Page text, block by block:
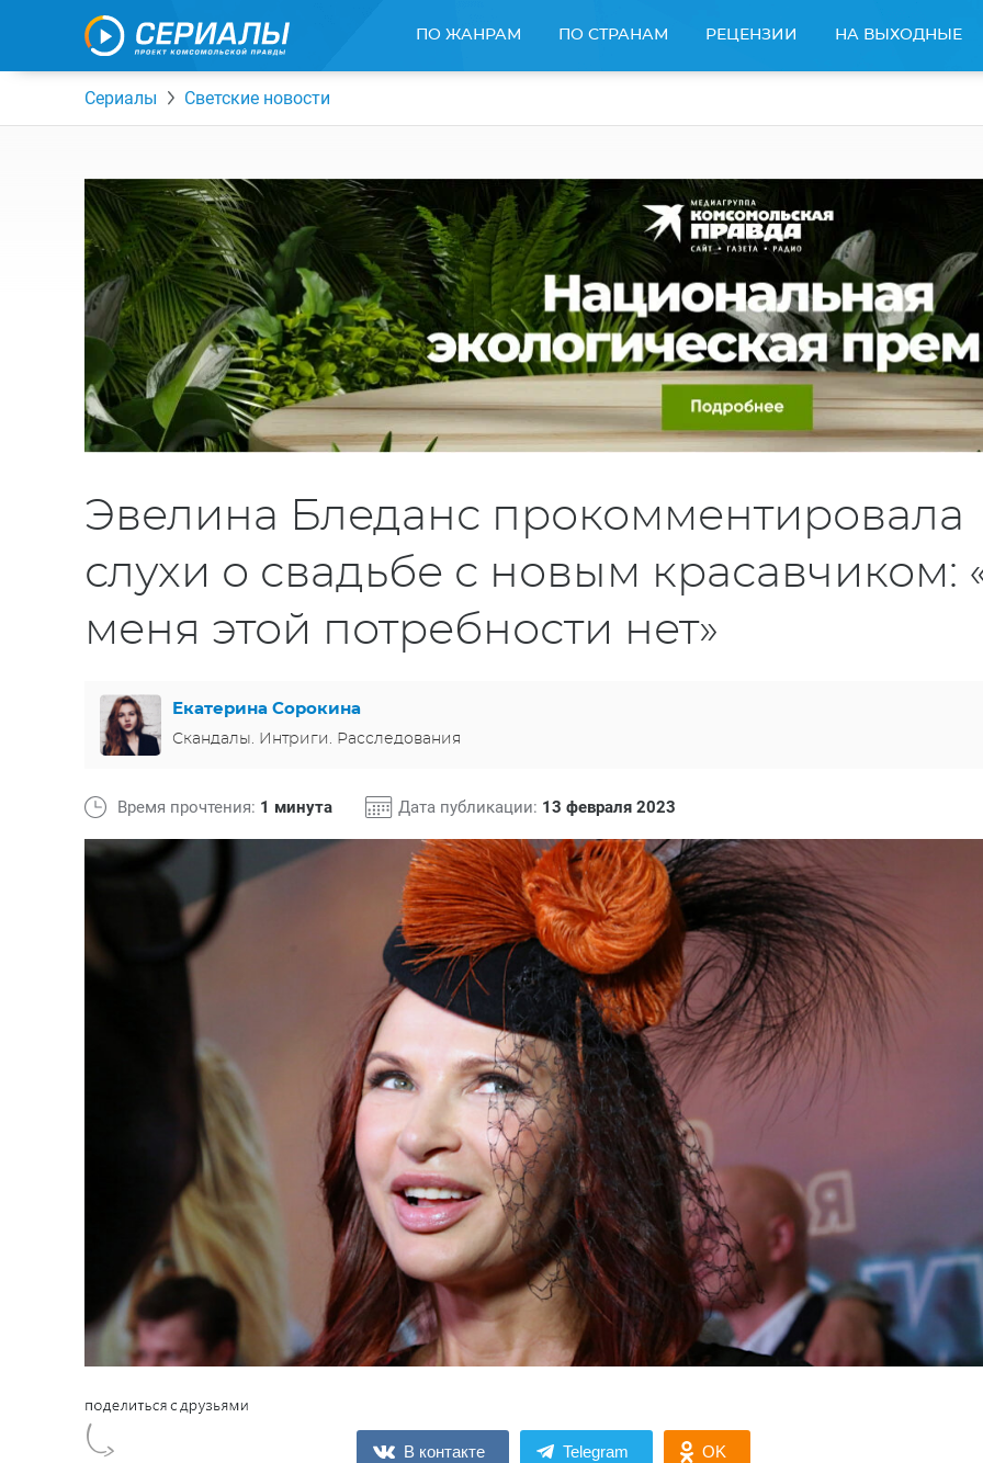
ПО ЖАНРАМ ПО СТРАНАМ РЕЦЕНЗИИ НА ВЫХОДНЫЕ
Сериалы Светские новости
Эвелина Бледанс прокомментировала
слухи о свадьбе с новым красавчиком:
меня этой потребности нет»
Екатерина Сорокина
Скандалы. Интриги. Расследования
Время прочтения: 1 минута Дата публикации: 13 февраля 2023
В контакте Telegram OK